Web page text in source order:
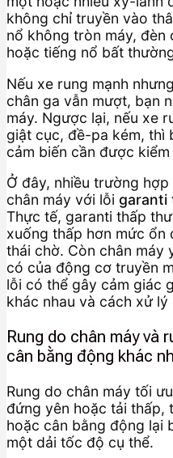
không chỉ truyền vào
nổ không tròn máy, đèn
hoặc tiếng nổ bất
Nếu xe rung mạnh
chân ga vẫn mượt, bạn
máy. Ngược lại, nếu xe
giật cục, đề-pa kém, thì
cảm biến cần được
Ở đây, nhiều trường
chân máy với lỗi garanti
Thực tế, garanti thấp
xuống thấp hơn mức ổn
thái chờ. Còn chân máy
có của động cơ truyền
lỗi có thể gây cảm giác
khác nhau và cách xử lý
Rung do chân máy và
cân bằng động khác
Rung do chân máy tối
đứng yên hoặc tải thấp,
hoặc cân bằng động lại
một dải tốc độ cụ thể.